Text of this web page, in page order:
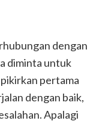
dengan
diminta untuk
pertama
dengan baik,
Apalagi